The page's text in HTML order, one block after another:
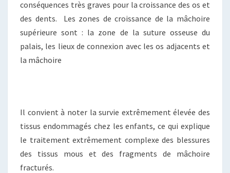
conséquences très graves pour la croissance des os et
des dents. Les zones de croissance de la mâchoire
supérieure sont : la zone de la suture osseuse du
palais, les lieux de connexion avec les os adjacents et
la mâchoire
Il convient à noter la survie extrêmement élevée des
tissus endommagés chez les enfants, ce qui explique
le traitement extrêmement complexe des blessures
des tissus mous et des fragments de mâchoire
fracturés.